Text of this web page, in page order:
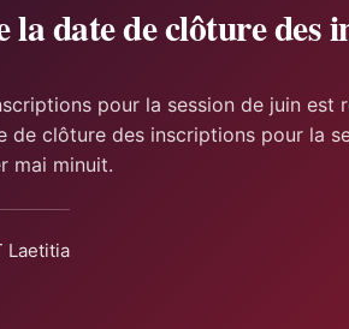
la date de clôture des
pour la session de juin est
de clôture des inscriptions pour la
mai minuit.
Laetitia